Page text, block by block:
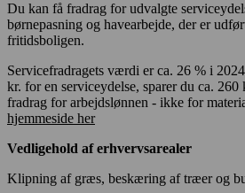
Du kan få fradrag for udvalgte
børnepasning og havearbejde, der er
fritidsboligen.
Servicefradragets værdi er ca. 26 % i
kr. for en serviceydelse, sparer du ca.
fradrag for arbejdslønnen - ikke for
hjemmeside her
Vedligehold af erhvervsarealer
Klipning af græs, beskæring af træer og